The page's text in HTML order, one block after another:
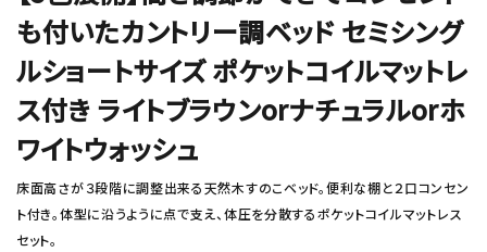
も付いたカントリー調ベッド セミシング
ルショートサイズ ポケットコイルマットレ
ス付き ライトブラウンorナチュラルorホ
ワイトウォッシュ
床面高さが３段階に調整出来る天然木すのこベッド。便利な棚と２口コンセン
ト付き。体型に沿うように点で支え、体圧を分散するポケットコイルマットレス
セット。